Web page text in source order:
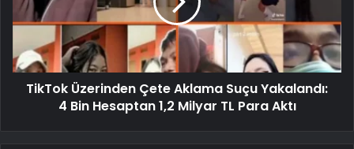
TikTok Üzerinden Çete Aklama Suçu Yakalandı:
4 Bin Hesaptan 1,2 Milyar TL Para Aktı